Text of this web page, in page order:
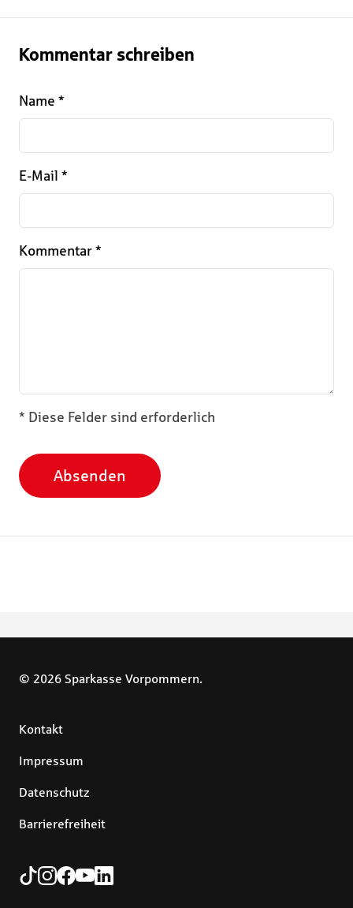
Kommentar schreiben
Name *
E-Mail *
Kommentar *
* Diese Felder sind erforderlich
Absenden
© 2026 Sparkasse Vorpommern.
Kontakt
Impressum
Datenschutz
Barrierefreiheit